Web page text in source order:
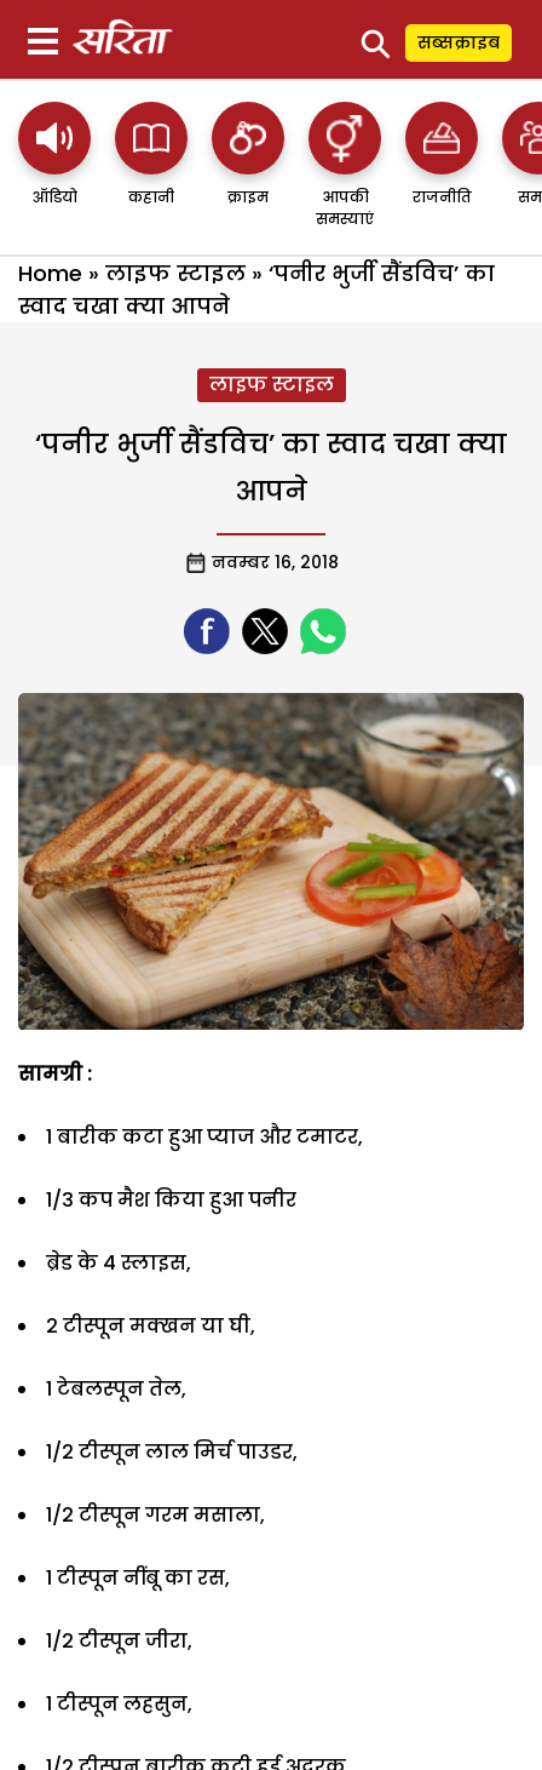
⚲ सब्सक्राइब
ऑडियो कहानी क्राइम
आपकी
समस्याएं
राजनीति
Home » लाइफ स्टाइल » ‘पनीर भुर्जी सैंडविच’ का
स्वाद चखा क्या आपने
लाइफ स्टाइल
‘पनीर भुर्जी सैंडविच’ का स्वाद चखा क्या
आपने
नवम्बर 16, 2018
सामग्री :
1 बारीक कटा हुआ प्याज और टमाटर,
1/3 कप मैश किया हुआ पनीर
ब्रेड के 4 स्लाइस,
2 टीस्पून मक्खन या घी,
1 टेबलस्पून तेल,
1/2 टीस्पून लाल मिर्च पाउडर,
1/2 टीस्पून गरम मसाला,
1 टीस्पून नींबू का रस,
1/2 टीस्पून जीरा,
1 टीस्पून लहसुन,